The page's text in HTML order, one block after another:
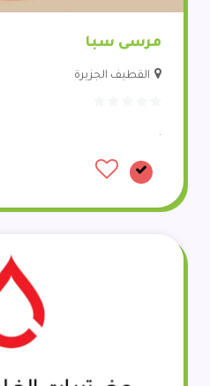
مرسى سبا
القطيف الجزيرة
.